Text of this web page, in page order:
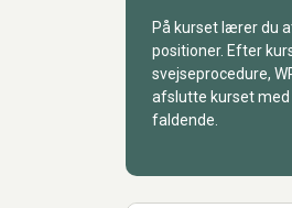
På kurset lærer du
positioner. Efter
svejseprocedure,
afslutte kurset med
faldende.